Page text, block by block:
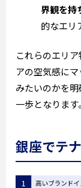
界観を持
的なエリ
これらのエリ
アの空気感に
みたいのかを
一歩となります。
銀座でテ